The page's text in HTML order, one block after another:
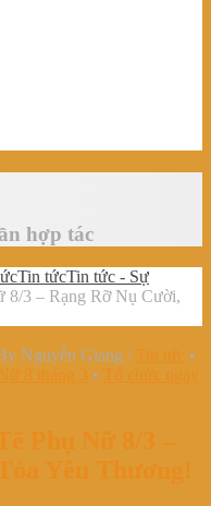
hợp tác
Tin tứcTin tức - Sự
8/3 – Rạng Rỡ Nụ Cười,
Nguyễn Giang /
•
•